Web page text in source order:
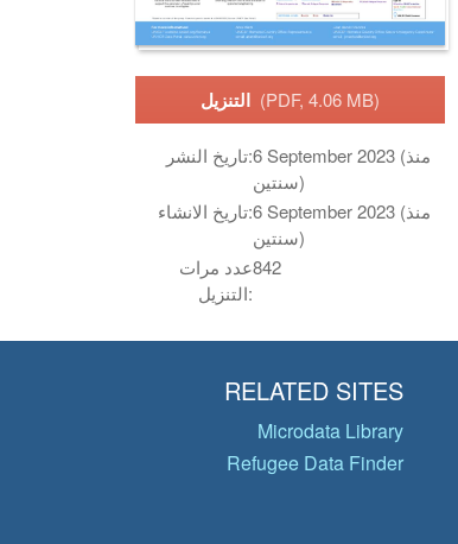
(PDF, 4.06 MB)
تاريخ النشر:6 September 2023 (منذ
سنتين)
تاريخ الانشاء:6 September 2023 (منذ
سنتين)
عدد مرات
التنزيل:
842
RELATED SITES
Microdata Library
Refugee Data Finder